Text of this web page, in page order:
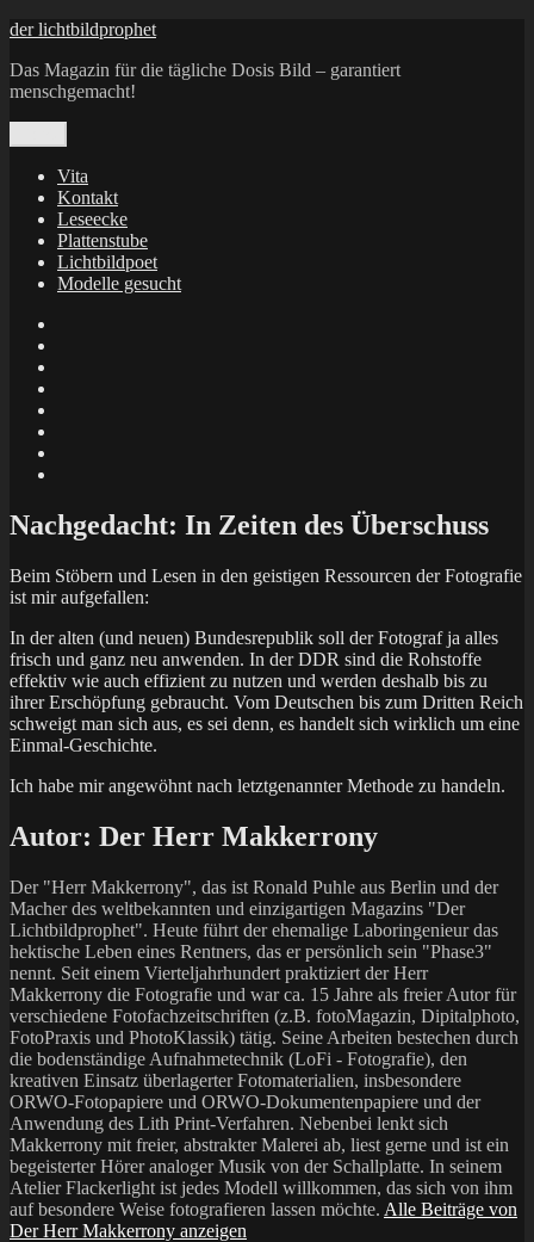
Zum
springen
der lichtbildprophet
Das Magazin für die tägliche Dosis Bild – garantiert
menschgemacht!
Vita
Kontakt
Leseecke
Plattenstube
Lichtbildpoet
Modelle gesucht
X
Nachgedacht: In Zeiten des Überschuss
Beim Stöbern und Lesen in den geistigen Ressourcen der Fotografie
ist mir aufgefallen:
In der alten (und neuen) Bundesrepublik soll der Fotograf ja alles
frisch und ganz neu anwenden. In der DDR sind die Rohstoffe
effektiv wie auch effizient zu nutzen und werden deshalb bis zu
ihrer Erschöpfung gebraucht. Vom Deutschen bis zum Dritten Reich
schweigt man sich aus, es sei denn, es handelt sich wirklich um eine
Einmal-Geschichte.
Ich habe mir angewöhnt nach letztgenannter Methode zu handeln.
Autor: Der Herr Makkerrony
Der "Herr Makkerrony", das ist Ronald Puhle aus Berlin und der
Macher des weltbekannten und einzigartigen Magazins "Der
Lichtbildprophet". Heute führt der ehemalige Laboringenieur das
hektische Leben eines Rentners, das er persönlich sein "Phase3"
nennt. Seit einem Vierteljahrhundert praktiziert der Herr
Makkerrony die Fotografie und war ca. 15 Jahre als freier Autor für
verschiedene Fotofachzeitschriften (z.B. fotoMagazin, Dipitalphoto,
FotoPraxis und PhotoKlassik) tätig. Seine Arbeiten bestechen durch
die bodenständige Aufnahmetechnik (LoFi - Fotografie), den
kreativen Einsatz überlagerter Fotomaterialien, insbesondere
ORWO-Fotopapiere und ORWO-Dokumentenpapiere und der
Anwendung des Lith Print-Verfahren. Nebenbei lenkt sich
Makkerrony mit freier, abstrakter Malerei ab, liest gerne und ist ein
begeisterter Hörer analoger Musik von der Schallplatte. In seinem
Atelier Flackerlight ist jedes Modell willkommen, das sich von ihm
auf besondere Weise fotografieren lassen möchte. Alle Beiträge von
Der Herr Makkerrony anzeigen